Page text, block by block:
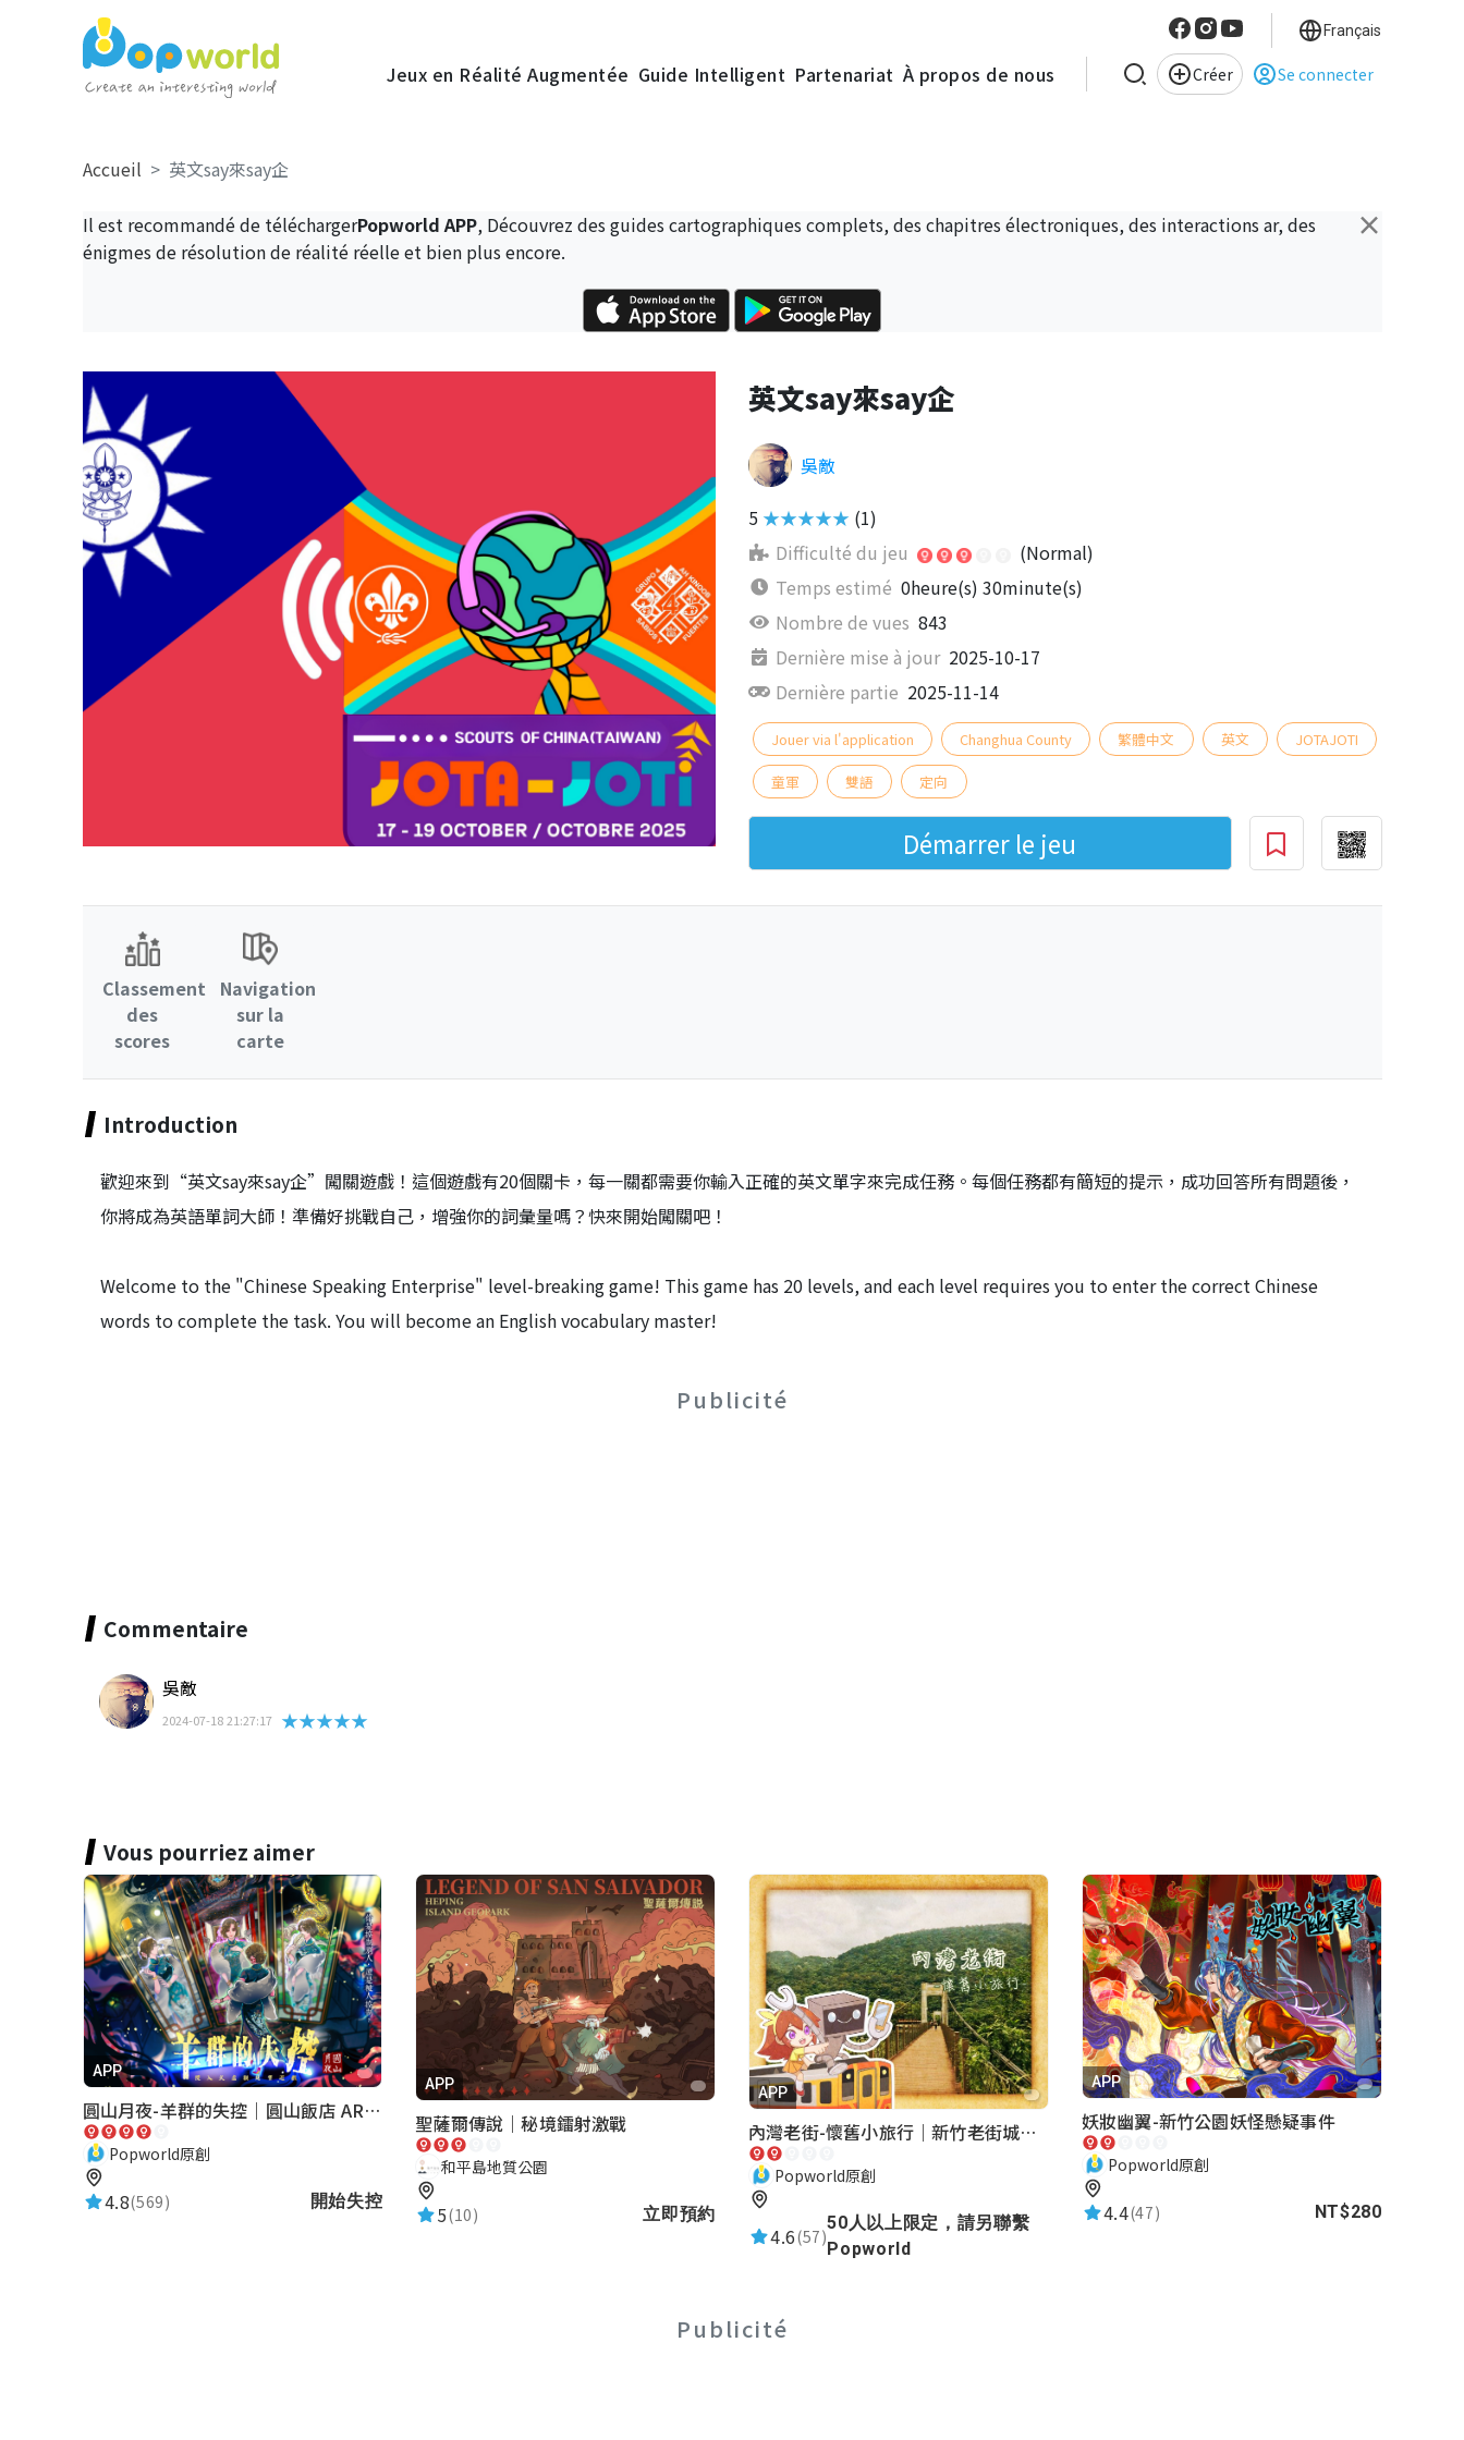
Jeux en Réalité Augmentée Guide Intelligent Partenariat À propos de nous Créer Se connecter
Français
Accueil 英文say來say企
×
Il est recommandé de téléchargerPopworld APP, Découvrez des guides cartographiques complets, des chapitres électroniques, des interactions ar, des
énigmes de résolution de réalité réelle et bien plus encore.
英文say來say企
吳敵
5 ★★★★★ (1)
Difficulté du jeu
(Normal)
Temps estimé 0heure(s) 30minute(s)
Nombre de vues 843
Dernière mise à jour 2025-10-17
Dernière partie 2025-11-14
Jouer via l'application Changhua County 繁體中文 英文 JOTAJOTI
童軍 雙語 定向
Démarrer le jeu
Classement
des
scores
Navigation
sur la
carte
Introduction
歡迎來到“英文say來say企”闖關遊戲！這個遊戲有20個關卡，每一關都需要你輸入正確的英文單字來完成任務。每個任務都有簡短的提示，成功回答所有問題後，
你將成為英語單詞大師！準備好挑戰自己，增強你的詞彙量嗎？快來開始闖關吧！
Welcome to the "Chinese Speaking Enterprise" level-breaking game! This game has 20 levels, and each level requires you to enter the correct Chinese
words to complete the task. You will become an English vocabulary master!
Publicité
Commentaire
吳敵
2024-07-18 21:27:17 ★★★★★
Vous pourriez aimer
APP
圓山月夜-羊群的失控｜圓山飯店 ARG實境解謎遊戲
Popworld原創
4.8(569) 開始失控
APP
聖薩爾傳說｜秘境鐳射激戰
和平島地質公園
5(10) 立即預約
APP
內灣老街-懷舊小旅行｜新竹老街城市解謎
Popworld原創
4.6(57)
50人以上限定，請另聯繫
Popworld
APP
妖妝幽翼-新竹公園妖怪懸疑事件
Popworld原創
4.4(47) NT$280
Publicité